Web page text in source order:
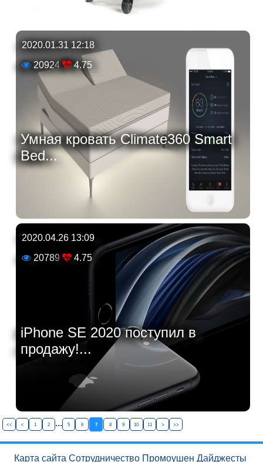
2020.01.31 12:18
20924
4.75
Умная кровать Climate360 Smart
Bed...
2020.04.26 13:09
20789
4.75
iPhone SE 2020 поступил в
продажу!...
<< < 1 2 ... 5 6 7 8 9 10 11 > >>
Карта сайта Сотрудничество Промоушен Дайджесты